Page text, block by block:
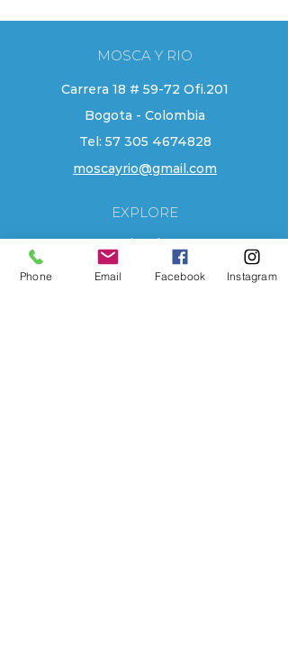
MOSCA Y RIO
Carrera 18 # 59-72 Ofi.201
Bogota - Colombia
Tel: 57 305 4674828
moscayrio@gmail.com
EXPLORE
Tienda
Contacto
Phone Email Facebook Instagram